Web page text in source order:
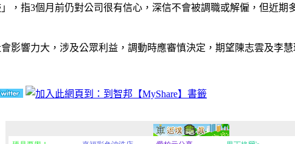
，指3個月前仍對公司很有信心，深信不會被調職或解僱，但近
影響力大，涉及公眾利益，調動時應審慎決定，期望陳志雲及李